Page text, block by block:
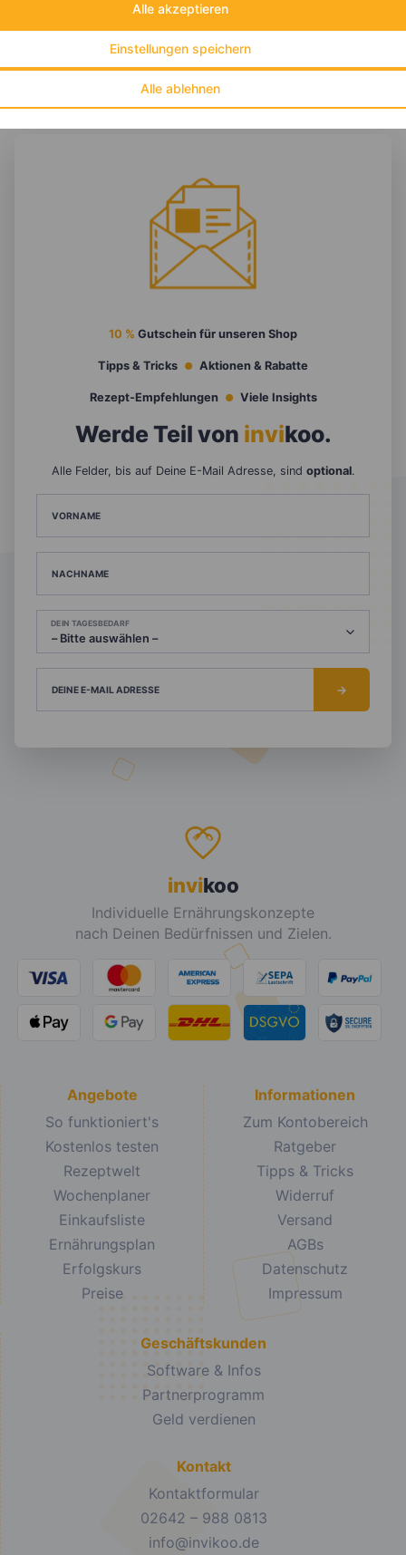
Alle ablehnen
Einstellungen speichern
Alle akzeptieren
10 % Gutschein für unseren Shop
Tipps & Tricks Aktionen & Rabatte
Rezept-Empfehlungen Viele Insights
Werde Teil von invikoo.
Alle Felder, bis auf Deine E-Mail Adresse, sind optional.
VORNAME
NACHNAME
DEIN TAGESBEDARF
DEINE E-MAIL ADRESSE
invikoo
Individuelle Ernährungskonzepte
nach Deinen Bedürfnissen und Zielen.
Angebote
So funktioniert's
Kostenlos testen
Rezeptwelt
Wochenplaner
Einkaufsliste
Ernährungsplan
Erfolgskurs
Preise
Informationen
Zum Kontobereich
Ratgeber
Tipps & Tricks
Widerruf
Versand
AGBs
Datenschutz
Impressum
Geschäftskunden
Software & Infos
Partnerprogramm
Geld verdienen
Kontakt
Kontaktformular
02642 – 988 0813
info@invikoo.de